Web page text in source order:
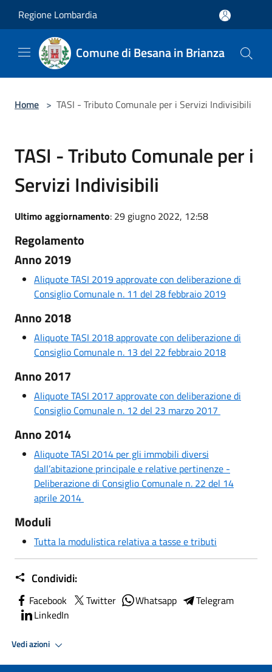
Regione Lombardia
Comune di Besana in Brianza
Home > TASI - Tributo Comunale per i Servizi Indivisibili
TASI - Tributo Comunale per i
Servizi Indivisibili
Ultimo aggiornamento: 29 giugno 2022, 12:58
Regolamento
Anno 2019
Aliquote TASI 2019 approvate con deliberazione di
Consiglio Comunale n. 11 del 28 febbraio 2019
Anno 2018
Aliquote TASI 2018 approvate con deliberazione di
Consiglio Comunale n. 13 del 22 febbraio 2018
Anno 2017
Aliquote TASI 2017 approvate con deliberazione di
Consiglio Comunale n. 12 del 23 marzo 2017
Anno 2014
Aliquote TASI 2014 per gli immobili diversi
dall’abitazione principale e relative pertinenze -
Deliberazione di Consiglio Comunale n. 22 del 14
aprile 2014
Moduli
Tutta la modulistica relativa a tasse e tributi
Condividi:
Facebook Twitter Whatsapp
Telegram
LinkedIn
Vedi azioni